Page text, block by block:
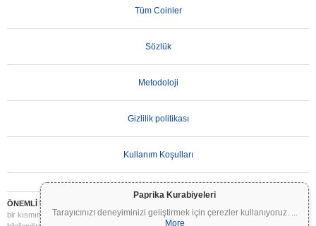
Paprika Kurabiyeleri
Tarayıcınızı deneyiminizi geliştirmek için çerezler kullanıyoruz. ...
More
Tüm Coinler
Sözlük
Metodoloji
Gizlilik politikası
Kullanım Koşulları
ÖNEMLİ UYARI:
bir kısmını veya tamamını kaybedebilirsiniz. Coinpaprika üzerindeki tüm bilgiler yalnızca